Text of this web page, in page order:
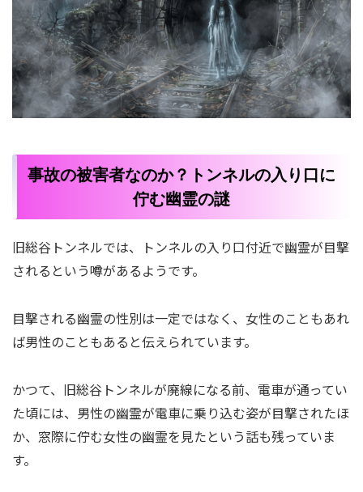
事故の被害者なのか？トンネルの入り口に
佇む幽霊の謎
旧総谷トンネルでは、トンネルの入り口付近で幽霊が目撃
されるという噂があるようです。
目撃される幽霊の性別は一定ではなく、女性のこともあれ
ば男性のこともあると伝えられています。
かつて、旧総谷トンネルが廃線になる前、電車が通ってい
た頃には、男性の幽霊が電車に乗り込む姿が目撃されたほ
か、窓際に佇む女性の幽霊を見たという話も残っていま
す。